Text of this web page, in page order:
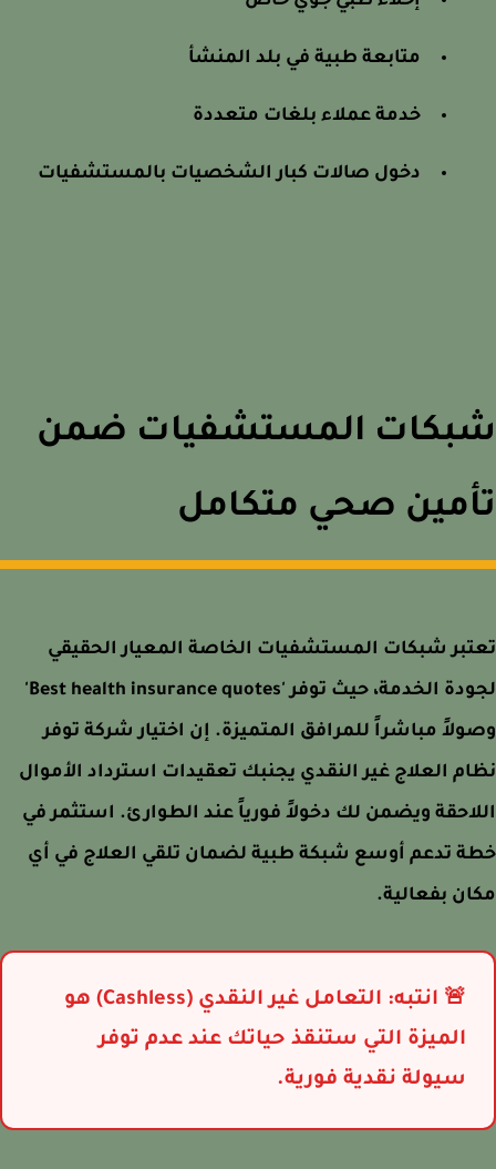
متابعة طبية في بلد المنشأ
خدمة عملاء بلغات متعددة
دخول صالات كبار الشخصيات بالمستشفيات
المستشفيات ضمن
صحي متكامل
شبكات المستشفيات الخاصة المعيار الحقيقي
لجودة الخدمة، حيث توفر 'Best health insurance quotes'
مباشراً للمرافق المتميزة. إن اختيار شركة توفر
العلاج غير النقدي يجنبك تعقيدات استرداد الأموال
ويضمن لك دخولاً فورياً عند الطوارئ. استثمر في
تدعم أوسع شبكة طبية لضمان تلقي العلاج في أي
بفعالية.
🚨 انتبه: التعامل غير النقدي (Cashless) هو
الميزة التي ستنقذ حياتك عند عدم توفر
سيولة نقدية فورية.